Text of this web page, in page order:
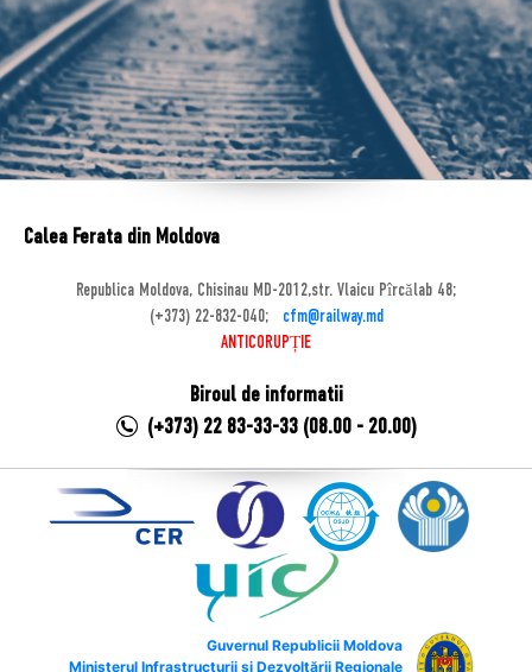
Calea Ferata din Moldova
Republica Moldova, Chisinau MD-2012,str. Vlaicu Pîrcălab 48;
(+373) 22-832-040;
cfm@railway.md
ANTICORUPȚIE
Biroul de informatii
(+373) 22 83-33-33 (08.00 - 20.00)
Guvernul Republicii Moldova
Ministerul Infrastructurii și Dezvoltării Regionale